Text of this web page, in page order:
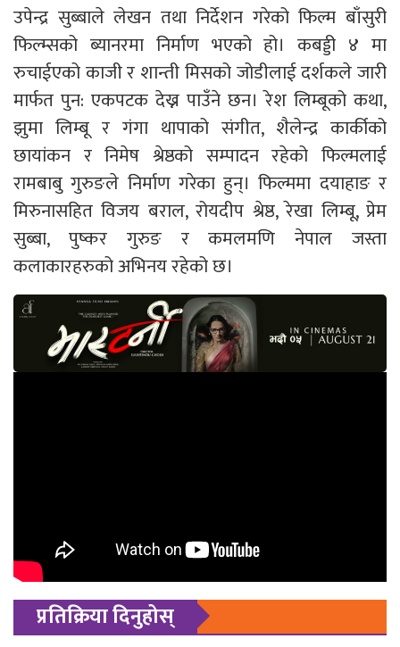
उपेन्द्र सुब्बाले लेखन तथा निर्देशन गरेको फिल्म बाँसुरी
फिल्म्सको ब्यानरमा निर्माण भएको हो। कबड्डी ४ मा
रुचाईएको काजी र शान्ती मिसको जोडीलाई दर्शकले जारी
मार्फत पुन: एकपटक देख्न पाउँने छन। रेश लिम्बूको कथा,
झुमा लिम्बू र गंगा थापाको संगीत, शैलेन्द्र कार्कीको
छायांकन र निमेष श्रेष्ठको सम्पादन रहेको फिल्मलाई
रामबाबु गुरुङले निर्माण गरेका हुन्। फिल्ममा दयाहाङ र
मिरुनासहित विजय बराल, रोयदीप श्रेष्ठ, रेखा लिम्बू, प्रेम
सुब्बा, पुष्कर गुरुङ र कमलमणि नेपाल जस्ता
कलाकारहरुको अभिनय रहेको छ।
प्रतिक्रिया दिनुहोस्